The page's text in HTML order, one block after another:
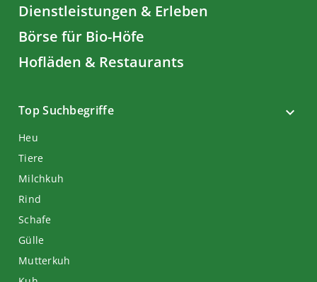
Dienstleistungen & Erleben
Börse für Bio-Höfe
Hofläden & Restaurants
Top Suchbegriffe
Heu
Tiere
Milchkuh
Rind
Schafe
Gülle
Mutterkuh